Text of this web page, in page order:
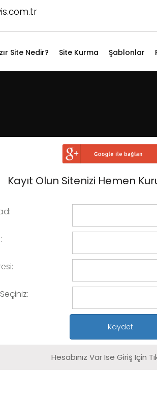
Site Nedir? Site Kurma Şablonlar
Kayıt Olun Sitenizi Hemen
Hesabınız Var Ise Giriş Için